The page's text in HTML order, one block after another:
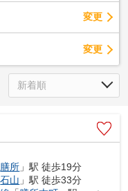
変更
変更
膳所 」駅 徒歩19分
石山 」駅 徒歩33分